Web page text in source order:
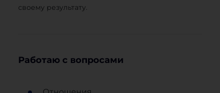
своему результату.
Работаю с вопросами